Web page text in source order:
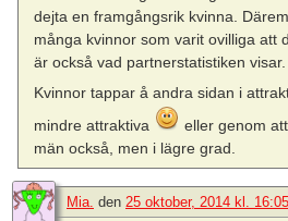
dejta en framgångsrik kvinna.
många kvinnor som varit ovilliga att
är också vad partnerstatistiken visar.
Kvinnor tappar å andra sidan i
mindre attraktiva
eller genom
män också, men i lägre grad.
Mia. den 25 oktober, 2014 kl. 16:05